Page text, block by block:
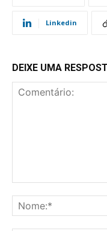
Linkedin
DEIXE UMA